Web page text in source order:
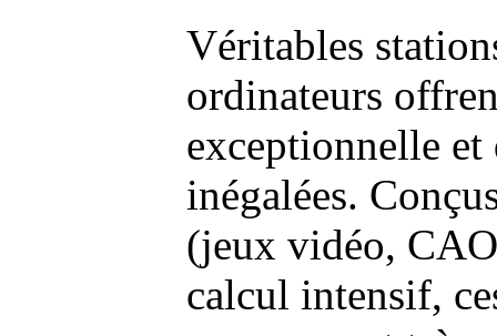
Véritables
ordinateurs
exceptionnelle et
inégalées.
(jeux vidéo,
calcul intensif,